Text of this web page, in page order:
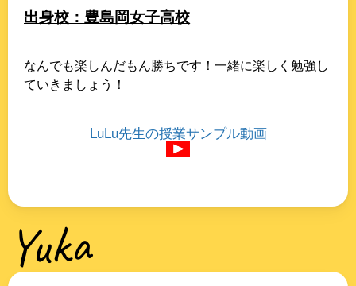
出身校：豊島岡女子高校
なんでも楽しんだもん勝ちです！一緒に楽しく勉強し
ていきましょう！
LuLu先生の授業サンプル動画
Yuka